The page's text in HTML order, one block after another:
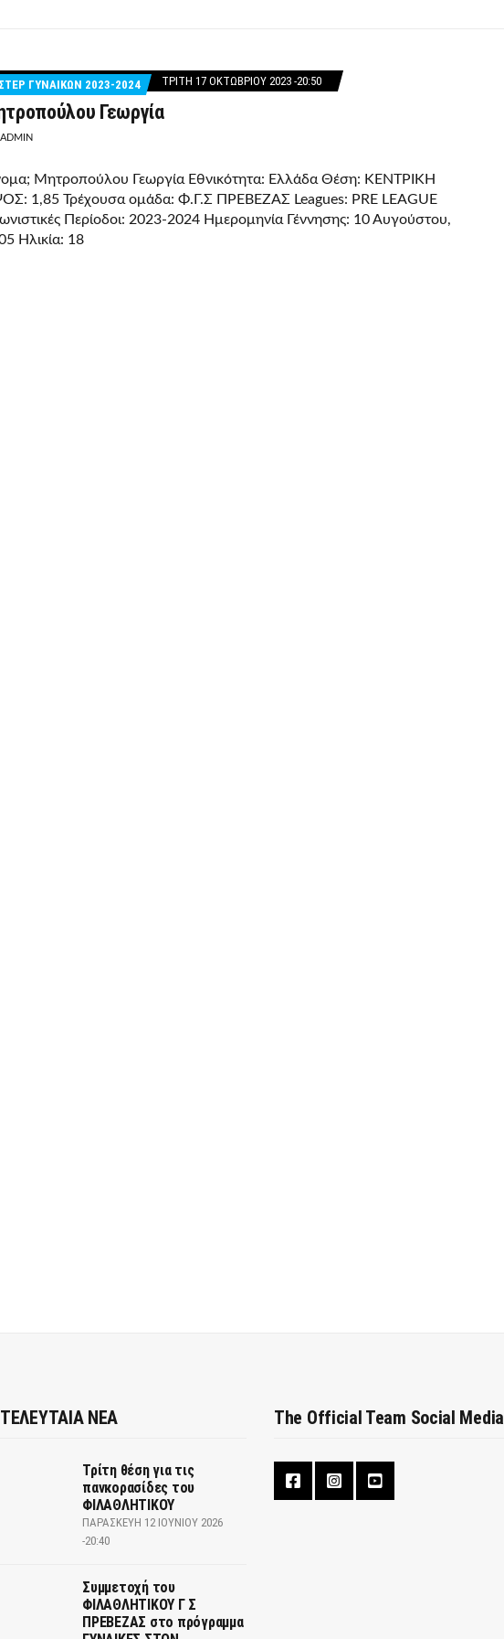
ΓΥΝΑΙΚΩΝ 2023-2024 ΤΡΊΤΗ 17 ΟΚΤΩΒΡΊΟΥ 2023 -20:50
Γεωργία
ADMIN
Μητροπούλου Γεωργία Εθνικότητα: Ελλάδα Θέση: ΚΕΝΤΡΙΚΗ
1,85 Τρέχουσα ομάδα: Φ.Γ.Σ ΠΡΕΒΕΖΑΣ Leagues: PRE LEAGUE
Περίοδοι: 2023-2024 Ημερομηνία Γέννησης: 10 Αυγούστου,
Ηλικία: 18
ΤΕΛΕΥΤΑΙΑ ΝΕΑ
Τρίτη θέση για τις
πανκορασίδες του
ΦΙΛΑΘΛΗΤΙΚΟΥ
ΠΑΡΑΣΚΕΥΉ 12 ΙΟΥΝΊΟΥ 2026
-20:40
Συμμετοχή του
ΦΙΛΑΘΛΗΤΙΚΟΥ Γ Σ
ΠΡΕΒΕΖΑΣ στο πρόγραμμα
The Official Team Social Media